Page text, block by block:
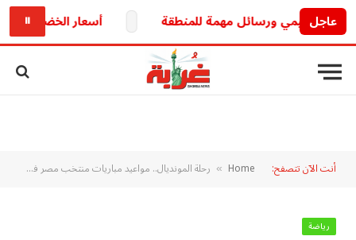
عاجل أسعار الخضار والفاكهة اليوم الجمعة 7 أغسطس
⏸
أنت الآن تتصفح: Home
» رحلة المونديال.. مواعيد مباريات منتخب مصر في كأس العالم 2026 والقائمة الرسمية للفراعنة
رياضة